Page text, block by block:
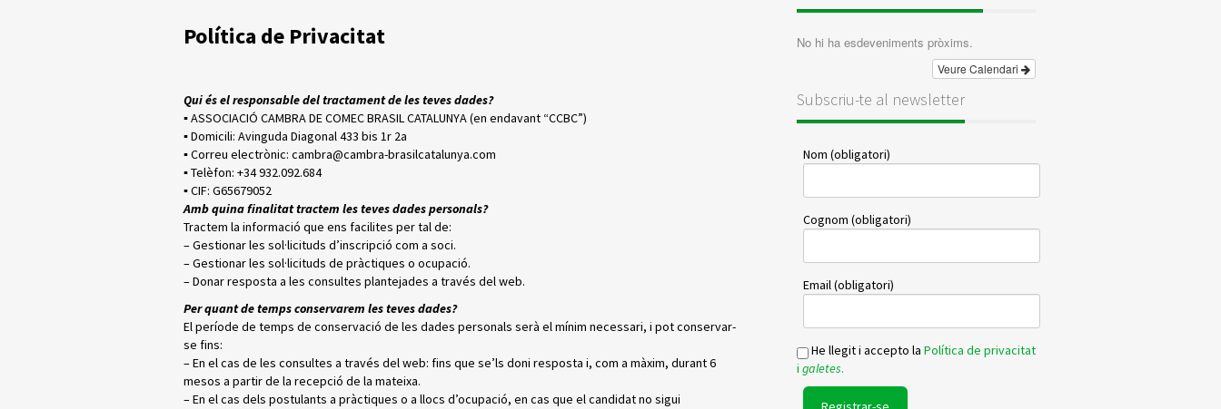
Política de Privacitat
Qui és el responsable del tractament de les teves dades?
▪ ASSOCIACIÓ CAMBRA DE COMEC BRASIL CATALUNYA (en endavant “CCBC”)
▪ Domicili: Avinguda Diagonal 433 bis 1r 2a
▪ Correu electrònic: cambra@cambra-brasilcatalunya.com
▪ Telèfon: +34 932.092.684
▪ CIF: G65679052
Amb quina finalitat tractem les teves dades personals?
Tractem la informació que ens facilites per tal de:
– Gestionar les sol·licituds d’inscripció com a soci.
– Gestionar les sol·licituds de pràctiques o ocupació.
– Donar resposta a les consultes plantejades a través del web.
Per quant de temps conservarem les teves dades?
El període de temps de conservació de les dades personals serà el mínim necessari, i pot conservar-
se fins:
– En el cas de les consultes a través del web: fins que se’ls doni resposta i, com a màxim, durant 6
mesos a partir de la recepció de la mateixa.
– En el cas dels postulants a pràctiques o a llocs d’ocupació, en cas que el candidat no sigui
No hi ha esdeveniments pròxims.
Veure Calendari
Subscriu-te al newsletter
Nom (obligatori)
Cognom (obligatori)
Email (obligatori)
He llegit i accepto laPolítica de privacitat
igaletes.